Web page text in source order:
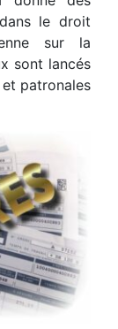
le droit
sur la
sont lancés
patronales